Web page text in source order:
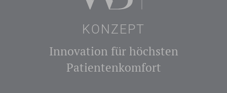
KONZEPT
Innovation für höchsten
Patientenkomfort